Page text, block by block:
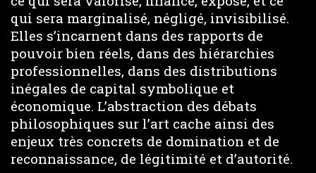
qui sera marginalisé, négligé, invisibilisé.
Elles s’incarnent dans des rapports de
pouvoir bien réels, dans des hiérarchies
professionnelles, dans des distributions
inégales de capital symbolique et
économique. L’abstraction des débats
philosophiques sur l’art cache ainsi des
enjeux très concrets de domination et de
reconnaissance, de légitimité et d’autorité.